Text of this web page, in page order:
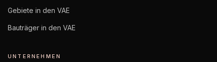
Gebiete in den VAE
Bauträger in den VAE
UNTERNEHMEN